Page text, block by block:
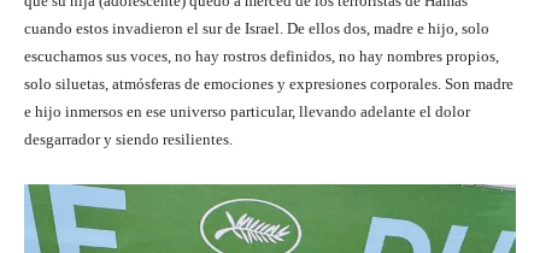
cuando estos invadieron el sur de Israel. De ellos dos, madre e hijo, solo
escuchamos sus voces, no hay rostros definidos, no hay nombres propios,
solo siluetas, atmósferas de emociones y expresiones corporales. Son madre
e hijo inmersos en ese universo particular, llevando adelante el dolor
desgarrador y siendo resilientes.